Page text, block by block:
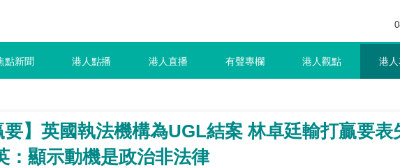
點新聞 港人點播 港人直播 有聲專欄 港人觀點 港
要】英國執法機構為UGL結案 林卓廷輸打贏要表
：顯示動機是政治非法律